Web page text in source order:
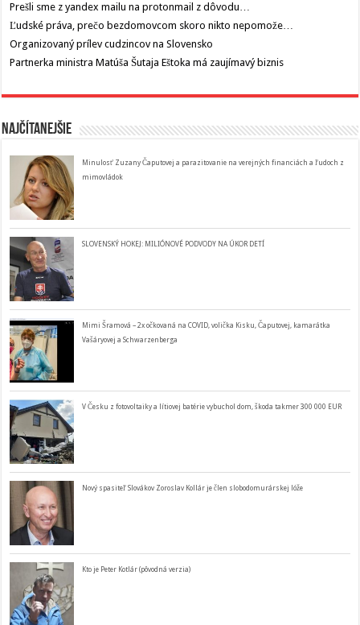
Prešli sme z yandex mailu na protonmail z dôvodu…
Ľudské práva, prečo bezdomovcom skoro nikto nepomože…
Organizovaný prílev cudzincov na Slovensko
Partnerka ministra Matúša Šutaja Eštoka má zaujímavý biznis
Najčítanejšie
Minulosť Zuzany Čaputovej a parazitovanie na verejných financiách a ľudoch z
mimovládok
SLOVENSKÝ HOKEJ: MILIÓNOVÉ PODVODY NA ÚKOR DETÍ
Mimi Šramová – 2x očkovaná na COVID, volička Kisku, Čaputovej, kamarátka
Vašáryovej a Schwarzenberga
V Česku z fotovoltaiky a lítiovej batérie vybuchol dom, škoda takmer 300 000 EUR
Nový spasiteľ Slovákov Zoroslav Kollár je člen slobodomurárskej lóže
Kto je Peter Kotlár (pôvodná verzia)